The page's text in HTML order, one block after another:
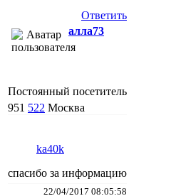
Ответить
алла73
Постоянный посетитель
951 522 Москва
ka40k
спасибо за информацию
22/04/2017 08:05:58